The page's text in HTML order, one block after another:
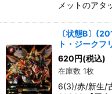
メットのアタ
〔状態B〕
ト・ジークフ
620 円(税込)
在庫数 1枚
6(3)/赤/新生/